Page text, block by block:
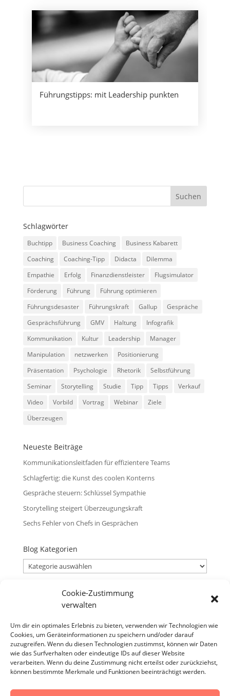
Cookie-Zustimmung
verwalten
Um dir ein optimales Erlebnis zu bieten, verwenden wir Technologien wie
Cookies, um Geräteinformationen zu speichern und/oder darauf
zuzugreifen. Wenn du diesen Technologien zustimmst, können wir Daten
wie das Surfverhalten oder eindeutige IDs auf dieser Website
verarbeiten. Wenn du deine Zustimmung nicht erteilst oder zurückziehst,
können bestimmte Merkmale und Funktionen beeinträchtigt werden.
Führungstipps: mit Leadership punkten
Schlagwörter
Buchtipp Business Coaching
Business Kabarett
Coaching
Coaching-Tipp Didacta
Dilemma
Empathie
Erfolg Finanzdienstleister
Flugsimulator
Förderung
Führung
Führung optimieren
Führungsdesaster
Führungskraft Gallup
Gespräche
Gesprächsführung
GMV Haltung
Infografik
Kommunikation
Kultur Leadership
Manager
Manipulation
netzwerken
Positionierung
Präsentation
Psychologie Rhetorik
Selbstführung
Seminar
Storytelling Studie Tipp Tipps
Verkauf
Video
Vorbild Vortrag Webinar
Ziele
Überzeugen
Neueste Beiträge
Kommunikationsleitfaden für effizientere Teams
Schlagfertig: die Kunst des coolen Konterns
Gespräche steuern: Schlüssel Sympathie
Storytelling steigert Überzeugungskraft
Sechs Fehler von Chefs in Gesprächen
Blog Kategorien
Blog
Kategorien
Verantwortlicher
Verantwortlicher i.S.d. § 18 Abs. 2 MStV:
Jürgen Zirbik, Eichenweg 53, 96149 Breitengüßbach